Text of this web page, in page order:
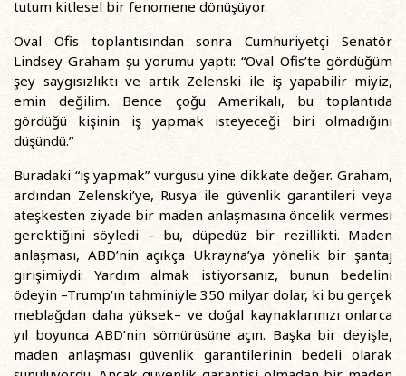
tutum kitlesel bir fenomene dönüşüyor.
Oval Ofis toplantısından sonra Cumhuriyetçi Senatör
Lindsey Graham şu yorumu yaptı: “Oval Ofis’te gördüğüm
şey saygısızlıktı ve artık Zelenski ile iş yapabilir miyiz,
emin değilim. Bence çoğu Amerikalı, bu toplantıda
gördüğü kişinin iş yapmak isteyeceği biri olmadığını
düşündü.”
Buradaki “iş yapmak” vurgusu yine dikkate değer. Graham,
ardından Zelenski’ye, Rusya ile güvenlik garantileri veya
ateşkesten ziyade bir maden anlaşmasına öncelik vermesi
gerektiğini söyledi – bu, düpedüz bir rezillikti. Maden
anlaşması, ABD’nin açıkça Ukrayna’ya yönelik bir şantaj
girişimiydi: Yardım almak istiyorsanız, bunun bedelini
ödeyin –Trump’ın tahminiyle 350 milyar dolar, ki bu gerçek
meblağdan daha yüksek– ve doğal kaynaklarınızı onlarca
yıl boyunca ABD’nin sömürüsüne açın. Başka bir deyişle,
maden anlaşması güvenlik garantilerinin bedeli olarak